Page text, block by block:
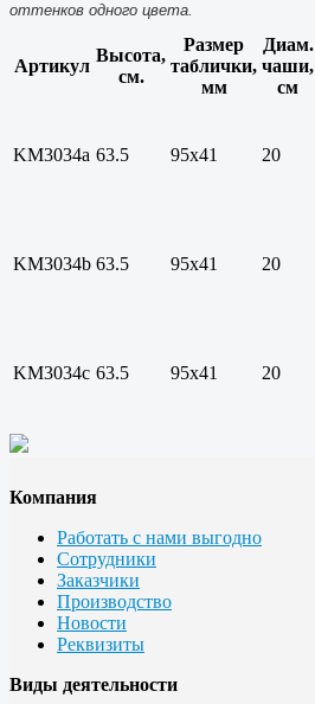
оттенков одного цвета.
Артикул
Высота,
см.
Размер
таблички,
мм
Диам.
чаши,
см
KM3034a 63.5 95х41 20
KM3034b 63.5 95х41 20
KM3034c 63.5 95х41 20
Компания
Работать с нами выгодно
Сотрудники
Заказчики
Производство
Новости
Реквизиты
Виды деятельности